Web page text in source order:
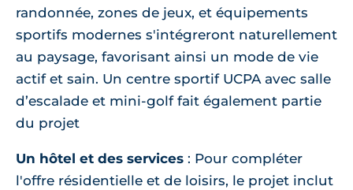
randonnée, zones de jeux, et équipements
sportifs modernes s'intégreront naturellement
au paysage, favorisant ainsi un mode de vie
actif et sain. Un centre sportif UCPA avec salle
d’escalade et mini-golf fait également partie
du projet
Un hôtel et des services : Pour compléter
l'offre résidentielle et de loisirs, le projet inclut